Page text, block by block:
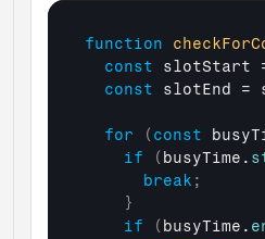
function
const
slotStart
const
slotEnd =
for ( const
if
( busyTime .
break ;
}
if
( busyTime .